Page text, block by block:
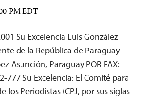
PM EDT
Su Excelencia Luis González
de la República de Paraguay
Asunción, Paraguay POR FAX:
777 Su Excelencia: El Comité para
los Periodistas (CPJ, por sus siglas